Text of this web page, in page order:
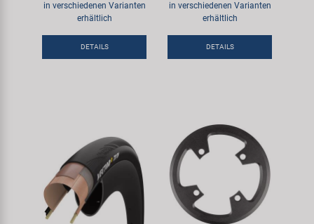
in verschiedenen Varianten
erhältlich
DETAILS
in verschiedenen Varianten
erhältlich
DETAILS